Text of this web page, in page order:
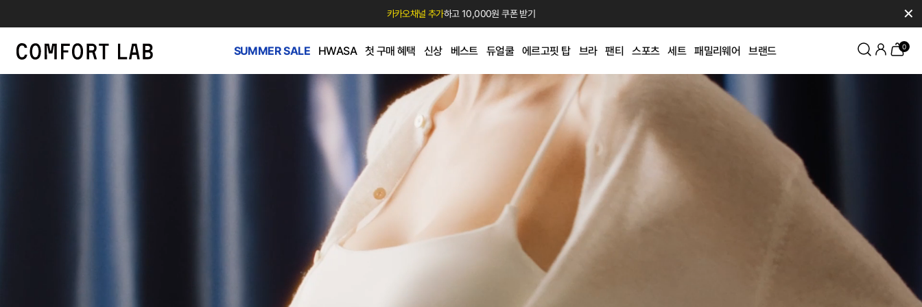
카카오채널 추가하고 10,000원 쿠폰 받기 ✕
SUMMER SALE HWASA 첫 구매 혜택 신상 베스트 듀얼쿨 에르고핏 탑 브라 팬티 스포츠 세트 패밀리웨어 브랜드 0